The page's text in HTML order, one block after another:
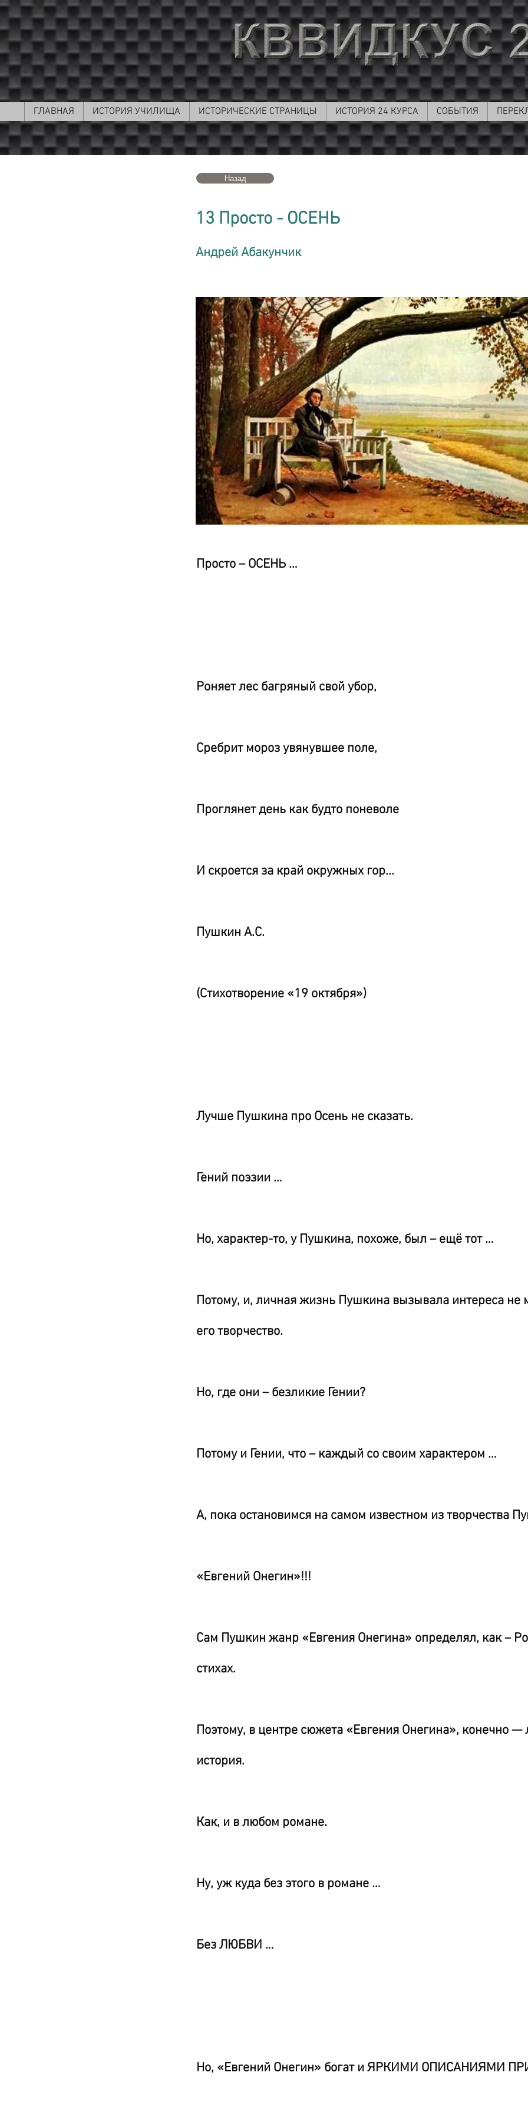
ГЛАВНАЯ ИСТОРИЯ УЧИЛИЩА ИСТОРИЧЕСКИЕ СТРАНИЦЫ ИСТОРИЯ 24 КУРСА СОБЫТИЯ
Назад
13 Просто - ОСЕНЬ
Андрей Абакунчик
Просто – ОСЕНЬ …
Роняет лес багряный свой убор,
Сребрит мороз увянувшее поле,
Проглянет день как будто поневоле
И скроется за край окружных гор...
Пушкин А.С.
(Стихотворение «19 октября»)
Лучше Пушкина про Осень не сказать.
Гений поэзии …
Но, характер-то, у Пушкина, похоже, был – ещё тот …
Потому, и, личная жизнь Пушкина вызывала интереса не
его творчество.
Но, где они – безликие Гении?
Потому и Гении, что – каждый со своим характером …
А, пока остановимся на самом известном из творчества
«Евгений Онегин»!!!
Сам Пушкин жанр «Евгения Онегина» определял, как –
стихах.
Поэтому, в центре сюжета «Евгения Онегина», конечно —
история.
Как, и в любом романе.
Ну, уж куда без этого в романе …
Без ЛЮБВИ …
Но, «Евгений Онегин» богат и ЯРКИМИ ОПИСАНИЯМИ